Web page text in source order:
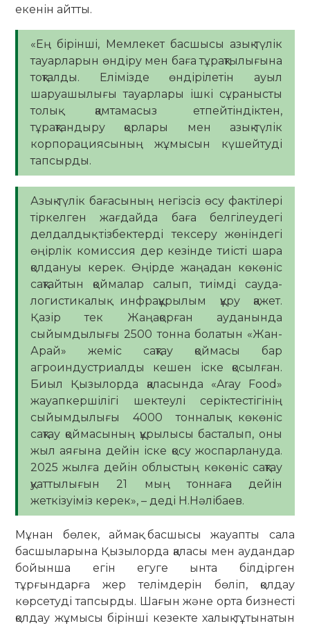
екенін айтты.
«Ең бірінші, Мемлекет басшысы азық-түлік
тауарларын өндіру мен баға тұрақтылығына
тоқталды. Елімізде өндірілетін ауыл
шаруашылығы тауарлары ішкі сұранысты
толық қамтамасыз етпейтіндіктен,
тұрақтандыру қорлары мен азық-түлік
корпорациясының жұмысын күшейтуді
тапсырды.
Азық-түлік бағасының негізсіз өсу фактілері
тіркелген жағдайда баға белгілеудегі
делдалдық тізбектерді тексеру жөніндегі
өңірлік комиссия дер кезінде тиісті шара
қолдануы керек. Өңірде жаңадан көкөніс
сақтайтын қоймалар салып, тиімді сауда-
логистикалық инфрақұрылым құру қажет.
Қазір тек Жаңақорған ауданында
сыйымдылығы 2500 тонна болатын «Жан-
Арай» жеміс сақтау қоймасы бар
агроиндустриалды кешен іске қосылған.
Биыл Қызылорда қаласында «Aray Food»
жауапкершілігі шектеулі серіктестігінің
сыйымдылығы 4000 тонналық көкөніс
сақтау қоймасының құрылысы басталып, оны
жыл аяғына дейін іске қосу жоспарлануда.
2025 жылға дейін облыстың көкөніс сақтау
қуаттылығын 21 мың тоннаға дейін
жеткізуіміз керек», – деді Н.Нәлібаев.
Мұнан бөлек, аймақ басшысы жауапты сала
басшыларына Қызылорда қаласы мен аудандар
бойынша егін егуге ынта білдірген
тұрғындарға жер телімдерін бөліп, қолдау
көрсетуді тапсырды. Шағын және орта бизнесті
қолдау жұмысы бірінші кезекте халық тұтынатын